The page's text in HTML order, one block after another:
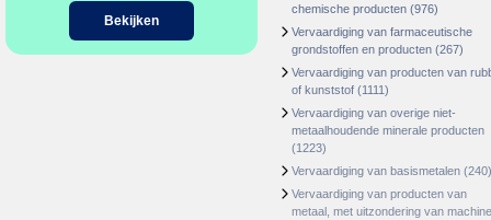
Bekijken
chemische producten (976)
Vervaardiging van farmaceutische
grondstoffen en producten (267)
Vervaardiging van producten van
of kunststof (1111)
Vervaardiging van overige niet-
metaalhoudende minerale producten
(1223)
Vervaardiging van basismetalen (240)
Vervaardiging van producten van
metaal, met uitzondering van